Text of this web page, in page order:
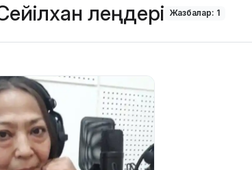
өлеңдері Жазбалар: 1